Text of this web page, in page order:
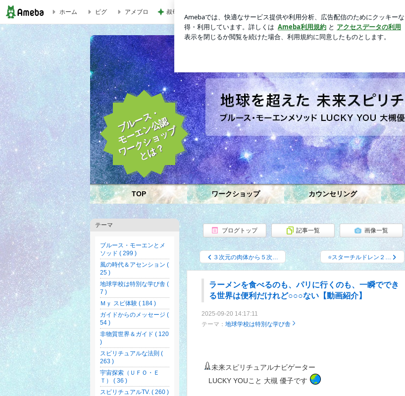
ラーメンを食べるのも、パリに行くのも、一瞬でできる世界は便利だけれど○○○ない【動画紹介】 | 『地球を超
子のブログ
ホーム ピグ アメブロ 叔母の死を母に伝えたい妹の主張
ブログトップ 記事一覧 画像一覧
３次元の肉体から５次… ⭐スターチルドレン２…
ラーメンを食べるのも、パリに行くのも、一瞬ででき
る世界は便利だけれど○○○ない【動画紹介】
2025-09-20 14:17:11
テーマ： 地球学校は特別な学び舎
未来スピリチュアルナビゲーター
LUCKY YOUこと 大槻 優子です
TOP ワークショップ カウンセリング
ブルース・
モーエン公認
ワークショップ
とは？
テーマ
ブルース・モーエンとメ
ソッド ( 299 )
風の時代＆アセンション (
25 )
地球学校は特別な学び舎 (
7 )
Ｍｙ スピ体験 ( 184 )
ガイドからのメッセージ (
54 )
非物質世界＆ガイド ( 120
)
スピリチュアルな法則 (
263 )
宇宙探索（ＵＦＯ・Ｅ
Ｔ） ( 36 )
スピリチュアルTV. ( 260 )